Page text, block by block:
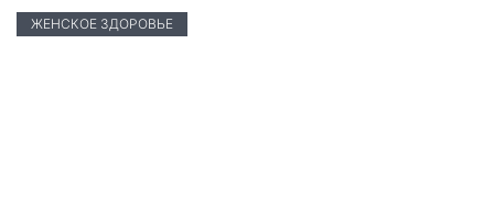
ЖЕНСКОЕ ЗДОРОВЬЕ